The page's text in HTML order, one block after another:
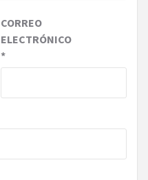
CORREO
ELECTRÓNICO
*